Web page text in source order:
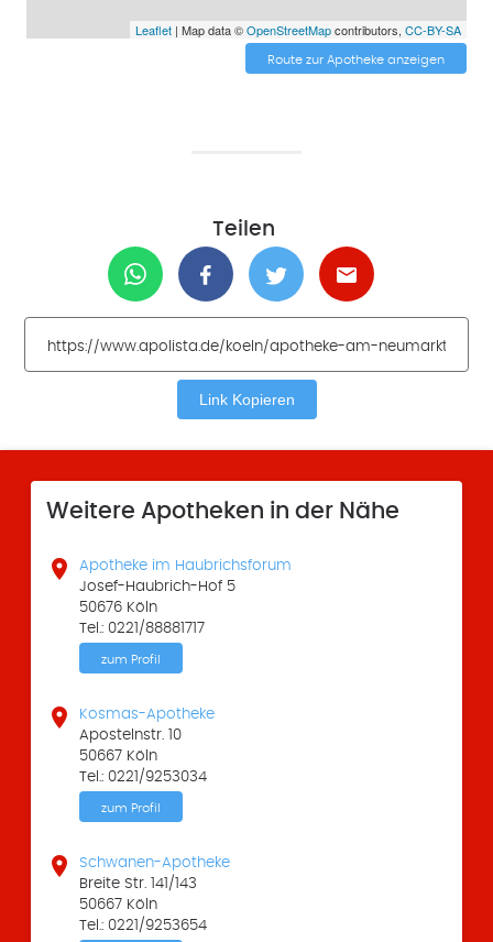
Leaflet| Map data ©OpenStreetMapcontributors, CC-BY-SA
Route zur Apotheke anzeigen
Teilen
Link Kopieren
Weitere Apotheken in der Nähe

Apotheke im Haubrichsforum
Josef-Haubrich-Hof 5
50676 Köln
Tel.: 0221/88881717
zum Profil

Kosmas-Apotheke
Apostelnstr. 10
50667 Köln
Tel.: 0221/9253034
zum Profil

Schwanen-Apotheke
Breite Str. 141/143
50667 Köln
Tel.: 0221/9253654